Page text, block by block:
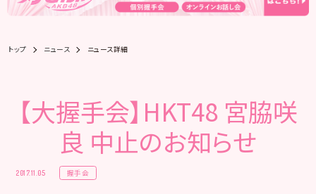
トップ ニュース ニュース詳細
【大握手会】HKT48 宮脇咲
良 中止のお知らせ
2017.11.05 握手会